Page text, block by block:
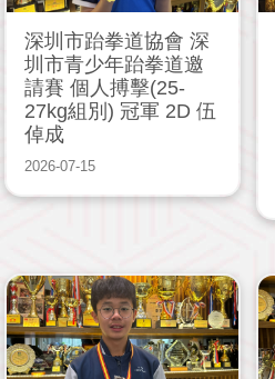
深圳市跆拳道協會 深
圳市青少年跆拳道邀
請賽 個人搏擊(25-
27kg組別) 冠軍 2D 伍
倬成
2026-07-15